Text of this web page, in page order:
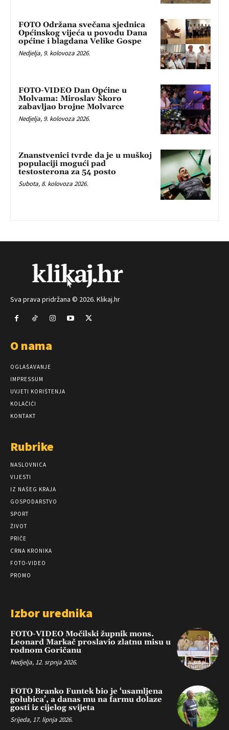
FOTO Održana svečana sjednica
Općinskog vijeća u povodu Dana
općine i blagdana Velike Gospe
Nedjelja, 9. kolovoza 2026.
FOTO-VIDEO Dan Općine u
Molvama: Miroslav Škoro
zabavljao brojne Molvarce
Nedjelja, 9. kolovoza 2026.
Znanstvenici tvrde da je u muškoj
populaciji mogući pad
testosterona za 54 posto
Subota, 8. kolovoza 2026.
Sva prava pridržana © 2026. Klikaj.hr
O nama
OGLAŠAVANJE
IMPRESSUM
UVJETI KORIŠTENJA
KOLAČIĆI
KONTAKT
Rubrike
NASLOVNICA
VIJESTI
IZ NAŠEG KRAJA
GOSPODARSTVO
SPORT
ŽIVOT
PRIČE
CRNA KRONIKA
FOTO-VIDEO
PROMO
Izbor urednika
FOTO-VIDEO Močilski župnik mons.
Leonard Markač proslavio zlatnu misu u
rodnom Goričanu
Nedjelja, 12. srpnja 2026.
FOTO Branko Funtek bio je ‘usamljena
golubica’, a danas mu na farmu dolaze
gosti iz cijelog svijeta
Srijeda, 17. lipnja 2026.